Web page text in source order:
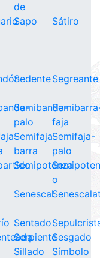
de
Sapo Sátiro
SedenteSegreante
Semibanda-
palo
faja
Semifaja-
barra
Semifaja-
palo
Semipotenza
o
Senescal
Sentado
SerpienteSesgado
Sillado
Símbolo